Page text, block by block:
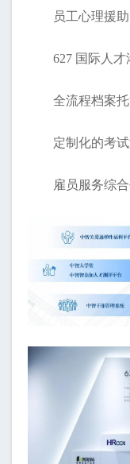
员工心理援助
627 国际人才
全流程档案托
定制化的考试
雇员服务综合